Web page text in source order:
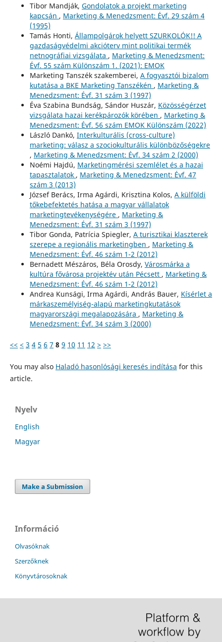
Tibor Mandják, Gondolatok a projekt marketing
kapcsán , Marketing & Menedzsment: Évf. 29 szám 4
(1995)
Tamás Honti, Állampolgárok helyett SZURKOLÓK!! A
gazdaságvédelmi akcióterv mint politikai termék
netnográfiai vizsgálata , Marketing & Menedzsment:
Évf. 55 szám Különszám 1. (2021): EMOK
Marketing Tanszék szakemberei, A fogyasztói bizalom
kutatása a BKE Marketing Tanszékén , Marketing &
Menedzsment: Évf. 31 szám 3 (1997)
Éva Szabina Bundság, Sándor Huszár, Közösségérzet
vizsgálata hazai kerékpározók körében , Marketing &
Menedzsment: Évf. 56 szám EMOK Különszám (2022)
László Dankó, Interkulturális (cross-culture)
marketing: válasz a szociokulturális különbözőségekre
, Marketing & Menedzsment: Évf. 34 szám 2 (2000)
Noémi Hajdú, Marketingmérési szemlélet és a hazai
tapasztalatok , Marketing & Menedzsment: Évf. 47
szám 3 (2013)
József Berács, Irma Agárdi, Krisztina Kolos, A külföldi
tőkebefektetés hatása a magyar vállalatok
marketingtevékenységére , Marketing &
Menedzsment: Évf. 31 szám 3 (1997)
Tibor Gonda, Patrícia Spiegler, A turisztikai klaszterek
szerepe a regionális marketingben , Marketing &
Menedzsment: Évf. 46 szám 1-2 (2012)
Bernadett Mészáros, Béla Orosdy, Városmárka a
kultúra fővárosa projektév után Pécsett , Marketing &
Menedzsment: Évf. 46 szám 1-2 (2012)
Andrea Kunsági, Irma Agárdi, András Bauer, Kísérlet a
márkaszemélyiség-alapú marketingkutatások
magyarországi megalapozására , Marketing &
Menedzsment: Évf. 34 szám 3 (2000)
<< < 3 4 5 6 7 8 9 10 11 12 > >>
You may also Haladó hasonlósági keresés indítása for this
article.
Nyelv
English
Magyar
Make a Submission
Információ
Olvasóknak
Szerzőknek
Könyvtárosoknak